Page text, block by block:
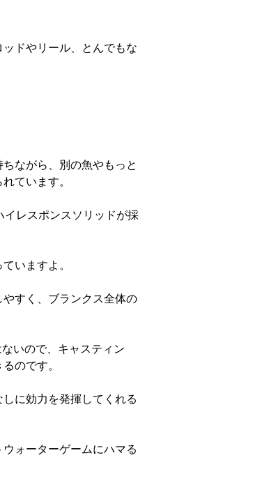
ドやリール、とんでもな
ながら、別の魚やもっと
ています。
レスポンスソリッドが採
いますよ。
すく、ブランクス全体の
いので、キャスティン
のです。
に効力を発揮してくれる
ォーターゲームにハマる